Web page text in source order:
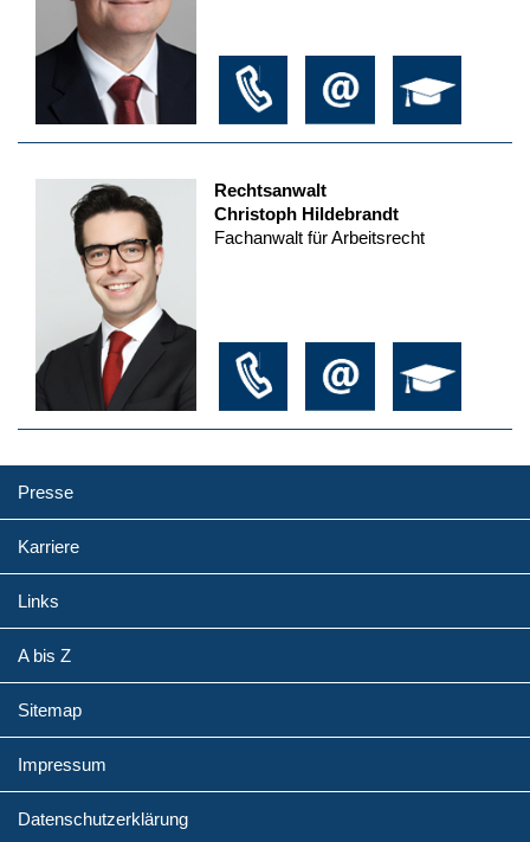
Rechtsanwalt
Christoph Hildebrandt
Fachanwalt für Arbeitsrecht
Presse
Karriere
Links
A bis Z
Sitemap
Impressum
Datenschutzerklärung